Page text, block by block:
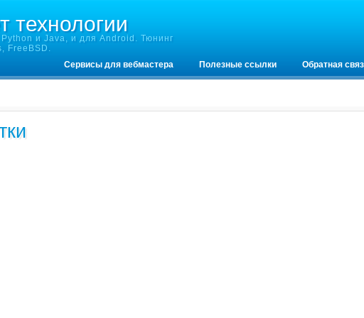
технологии
и Java, и для Android. Тюнинг
FreeBSD.
Сервисы для вебмастера
Полезные ссылки Обратная